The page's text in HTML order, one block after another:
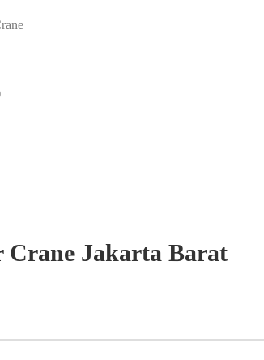
Crane Jakarta Barat